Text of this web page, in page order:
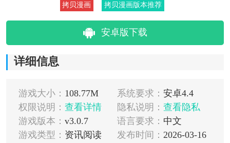
拷贝漫画 拷贝漫画版本推荐
安卓版下载
详细信息
游戏大小： 108.77M 系统要求： 安卓4.4
权限说明： 查看详情 隐私说明： 查看隐私
游戏版本： v3.0.7 语言要求： 中文
游戏类型： 资讯阅读 发布时间： 2026-03-16